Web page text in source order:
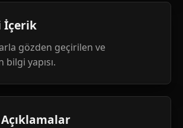
İçerik
gözden geçirilen ve
yapısı.